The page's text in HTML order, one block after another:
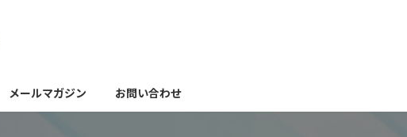
メールマガジン お問い合わせ